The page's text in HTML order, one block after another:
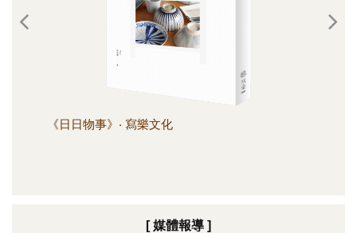
《日日物事》‧ 寫樂文化
[ 媒體報導 ]